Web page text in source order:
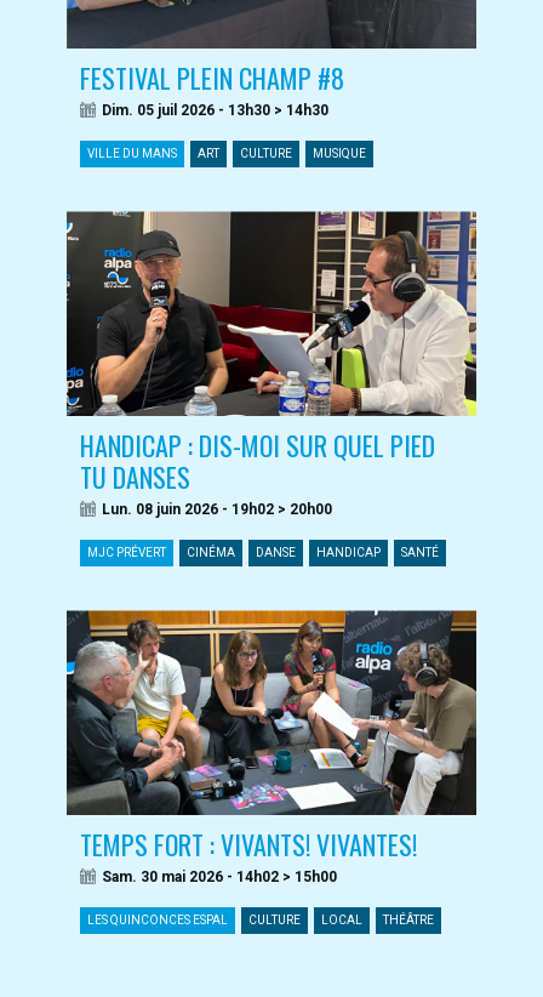
FESTIVAL PLEIN CHAMP #8
Dim. 05 juil 2026 - 13h30 > 14h30
VILLE DU MANS ART CULTURE MUSIQUE
HANDICAP : DIS-MOI SUR QUEL PIED
TU DANSES
Lun. 08 juin 2026 - 19h02 > 20h00
MJC PRÉVERT CINÉMA DANSE HANDICAP SANTÉ
TEMPS FORT : VIVANTS! VIVANTES!
Sam. 30 mai 2026 - 14h02 > 15h00
LES QUINCONCES ESPAL CULTURE LOCAL THÉÂTRE